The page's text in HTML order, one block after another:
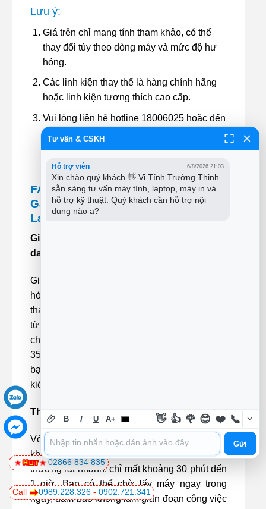
Lưu ý:
Giá trên chỉ mang tính tham khảo, có thể
thay đổi tùy theo dòng máy và mức độ hư
hỏng.
Các linh kiện thay thế là hàng chính hãng
hoặc linh kiện tương thích cao cấp.
Vui lòng liên hệ hotline 18006025 hoặc đến
trực tiếp tại Cửa Hàng Vi Tính Trường
FAQ – Những Thắc Mắc Thường
Gặp Về Dịch Vụ Sửa Webcam
Laptop
Giá sửa webcam HP Chromebook x360 14-
da0000 là bao nhiêu?
Giá sửa webcam phụ thuộc vào tình trạng
hỏng hóc và loại linh kiện thay thế (mới hoặc
tháo máy). Chi phí linh kiện thường dao động
từ 350.000 VNĐ đến 750.000 VNĐ, cộng thêm
chi phí công thay thế khoảng 250.000 VNĐ –
350.000 VNĐ. Để có báo giá chính xác nhất,
bạn nên mang máy đến trung tâm để được
kiểm tra miễn phí.
Thời gian sửa chữa webcam mất bao lâu?
Với các trường hợp thay thế webcam hoặc
khắc phục lỗi phần mềm, thời gian sửa chữa
thường rất nhanh, chỉ mất khoảng 30 phút đến
1 giờ. Bạn có thể chờ lấy máy ngay trong
ngày, đảm bảo không làm gián đoạn công việc
Call 0989.228.326 - 0902.721.341
02866 834 835
Tư vấn & CSKH
Hỗ trợ viên 6/8/2026 21:03
Xin chào quý khách 👋 Vi Tính Trường Thịnh
sẵn sàng tư vấn máy tính, laptop, máy in và
hỗ trợ kỹ thuật. Quý khách cần hỗ trợ nội
dung nào ạ?
B I U A+ 👋 👍 🌹 😊 ❤️ 📞
Gửi